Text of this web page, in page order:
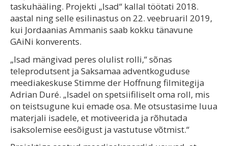
taskuhääling. Projekti „Isad“ kallal töötati 2018.
aastal ning selle esilinastus on 22. veebruaril 2019,
kui Jordaanias Ammanis saab kokku tänavune
GAiNi konverents.
„Isad mängivad peres olulist rolli,“ sõnas
teleprodutsent ja Saksamaa adventkoguduse
meediakeskuse Stimme der Hoffnung filmitegija
Adrian Duré. „Isadel on spetsiifiliselt oma roll, mis
on teistsugune kui emade osa. Me otsustasime luua
materjali isadele, et motiveerida ja rõhutada
isaksolemise eesõigust ja vastutuse võtmist.“